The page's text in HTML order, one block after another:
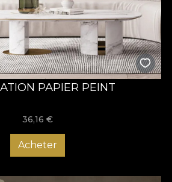
PAPIER PEINT
36,16 €
Acheter